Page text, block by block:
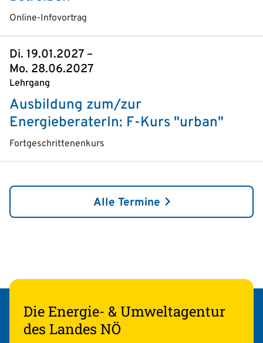
Online-Infovortrag
Di. 19.01.2027 –
Mo. 28.06.2027
Lehrgang
Ausbildung zum/zur
EnergieberaterIn: F-Kurs "urban"
Fortgeschrittenenkurs
Alle Termine
Die Energie- & Umweltagentur
des Landes NÖ